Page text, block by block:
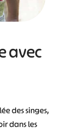
avec
des singes,
dans les